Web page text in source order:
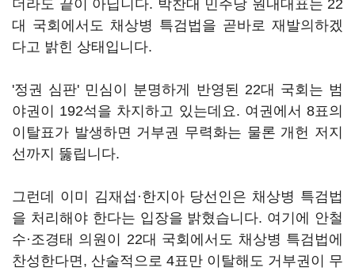
더라도 끝이 아닙니다. 박찬대 민주당 원내대표는 22
대 국회에서도 채상병 특검법을 곧바로 재발의하겠
다고 밝힌 상태입니다.
'정권 심판' 민심이 분명하게 반영된 22대 국회는 범
야권이 192석을 차지하고 있는데요. 여권에서 8표의
이탈표가 발생하면 거부권 무력화는 물론 개헌 저지
선까지 뚫립니다.
그런데 이미 김재섭·한지아 당선인은 채상병 특검법
을 처리해야 한다는 입장을 밝혔습니다. 여기에 안철
수·조경태 의원이 22대 국회에서도 채상병 특검법에
찬성한다면, 산술적으로 4표만 이탈해도 거부권이 무